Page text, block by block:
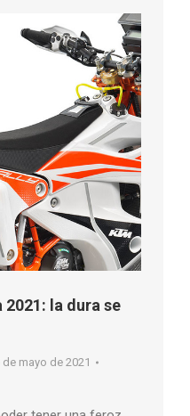
2021: la dura se
de mayo de 2021